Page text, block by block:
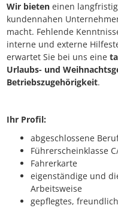
Wir bieten einen
kundennahen
macht. Fehlende
interne und externe
erwartet Sie bei uns eine
Urlaubs- und
Betriebszugehörigkeit.
Ihr Profil:
abgeschlossene
Führerscheinklasse
Fahrerkarte
eigenständige und
Arbeitsweise
gepflegtes,